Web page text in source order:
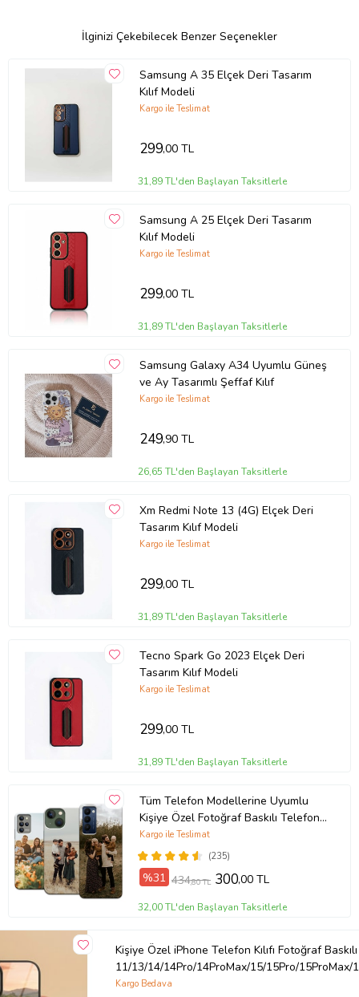
İlginizi Çekebilecek Benzer Seçenekler
Samsung A 35 Elçek Deri Tasarım
Kılıf Modeli
Kargo ile Teslimat
299,00 TL
31,89 TL'den Başlayan Taksitlerle
Samsung A 25 Elçek Deri Tasarım
Kılıf Modeli
Kargo ile Teslimat
299,00 TL
31,89 TL'den Başlayan Taksitlerle
Samsung Galaxy A34 Uyumlu Güneş
ve Ay Tasarımlı Şeffaf Kılıf
Kargo ile Teslimat
249,90 TL
26,65 TL'den Başlayan Taksitlerle
Xm Redmi Note 13 (4G) Elçek Deri
Tasarım Kılıf Modeli
Kargo ile Teslimat
299,00 TL
31,89 TL'den Başlayan Taksitlerle
Tecno Spark Go 2023 Elçek Deri
Tasarım Kılıf Modeli
Kargo ile Teslimat
299,00 TL
31,89 TL'den Başlayan Taksitlerle
Tüm Telefon Modellerine Uyumlu
Kişiye Özel Fotoğraf Baskılı Telefon
Kılıfı
(235)
Kargo ile Teslimat
%31 434,80 TL 300,00 TL
32,00 TL'den Başlayan Taksitlerle
Kişiye Özel iPhone Telefon Kılıfı Fotoğraf Baskılı
11/13/14/14Pro/14ProMax/15/15Pro/
Kargo Bedava